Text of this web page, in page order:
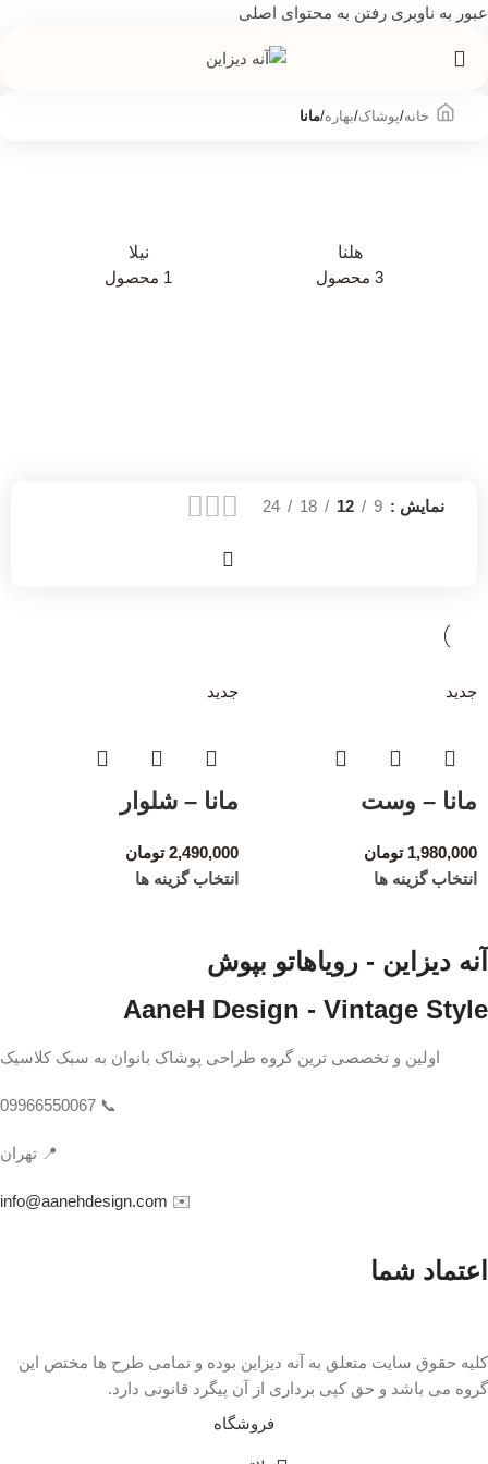
عبور به ناوبری رفتن به محتوای اصلی
خانه/پوشاک/بهاره/مانا
هلنا
3 محصول
نیلا
1 محصول
نمایش 9
12
18
24
جدید
مانا – وست
1,980,000 تومان
انتخاب گزینه ها
جدید
مانا – شلوار
2,490,000 تومان
انتخاب گزینه ها
آنه دیزاین - رویاهاتو بپوش
AaneH Design - Vintage Style
اولین و تخصصی ترین گروه طراحی پوشاک بانوان به سبک کلاسیک
📞 09966550067
📍 تهران
✉️
info@aanehdesign.com
اعتماد شما
کلیه حقوق سایت متعلق به آنه دیزاین بوده و تمامی طرح ها مختص این
گروه می باشد و حق کپی برداری از آن پیگرد قانونی دارد.
فروشگاه